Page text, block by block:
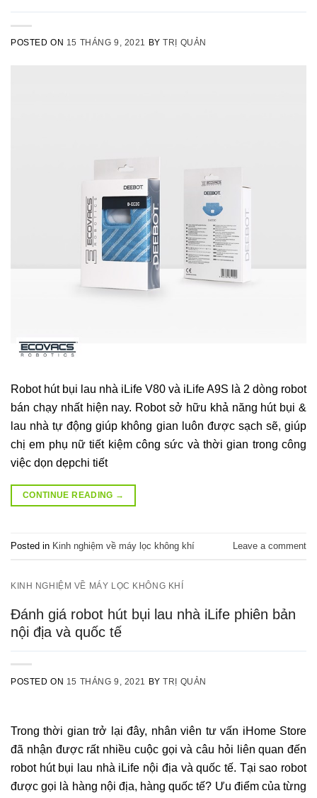
POSTED ON 15 THÁNG 9, 2021 BY TRỊ QUẢN
Robot hút bụi lau nhà iLife V80 và iLife A9S là 2 dòng robot
bán chạy nhất hiện nay. Robot sở hữu khả năng hút bụi &
lau nhà tự động giúp không gian luôn được sạch sẽ, giúp
chị em phụ nữ tiết kiệm công sức và thời gian trong công
việc dọn dẹpchi tiết
CONTINUE READING →
Posted in Kinh nghiệm về máy lọc không khí Leave a comment
KINH NGHIỆM VỀ MÁY LỌC KHÔNG KHÍ
Đánh giá robot hút bụi lau nhà iLife phiên bản
nội địa và quốc tế
POSTED ON 15 THÁNG 9, 2021 BYTRỊ QUẢN
Trong thời gian trở lại đây, nhân viên tư vấn iHome Store
đã nhận được rất nhiều cuộc gọi và câu hỏi liên quan đến
robot hút bụi lau nhà iLife nội địa và quốc tế. Tại sao robot
được gọi là hàng nội địa, hàng quốc tế? Ưu điểm của từng